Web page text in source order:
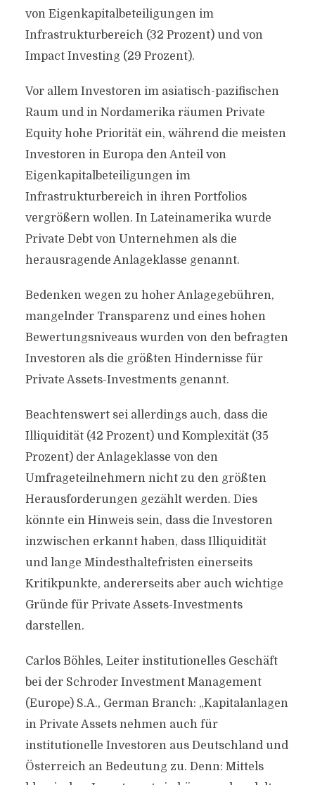
von Eigenkapitalbeteiligungen im
Infrastrukturbereich (32 Prozent) und von
Impact Investing (29 Prozent).
Vor allem Investoren im asiatisch-pazifischen
Raum und in Nordamerika räumen Private
Equity hohe Priorität ein, während die meisten
Investoren in Europa den Anteil von
Eigenkapitalbeteiligungen im
Infrastrukturbereich in ihren Portfolios
vergrößern wollen. In Lateinamerika wurde
Private Debt von Unternehmen als die
herausragende Anlageklasse genannt.
Bedenken wegen zu hoher Anlagegebühren,
mangelnder Transparenz und eines hohen
Bewertungsniveaus wurden von den befragten
Investoren als die größten Hindernisse für
Private Assets-Investments genannt.
Beachtenswert sei allerdings auch, dass die
Illiquidität (42 Prozent) und Komplexität (35
Prozent) der Anlageklasse von den
Umfrageteilnehmern nicht zu den größten
Herausforderungen gezählt werden. Dies
könnte ein Hinweis sein, dass die Investoren
inzwischen erkannt haben, dass Illiquidität
und lange Mindesthaltefristen einerseits
Kritikpunkte, andererseits aber auch wichtige
Gründe für Private Assets-Investments
darstellen.
Carlos Böhles, Leiter institutionelles Geschäft
bei der Schroder Investment Management
(Europe) S.A., German Branch: „Kapitalanlagen
in Private Assets nehmen auch für
institutionelle Investoren aus Deutschland und
Österreich an Bedeutung zu. Denn: Mittels